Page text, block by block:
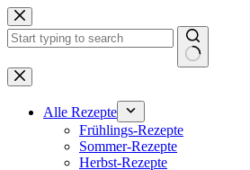
Zum
Inhalt
springen
Keine
Ergebnisse
Alle Rezepte
Frühlings-Rezepte
Sommer-Rezepte
Herbst-Rezepte